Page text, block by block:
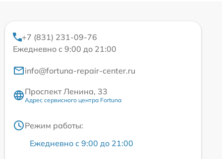
+7 (831) 231-09-76
Ежедневно с 9:00 до 21:00
info@fortuna-repair-center.ru
Проспект Ленина, 33
Адрес сервисного центра Fortuna
Режим работы:
Ежедневно с 9:00 до 21:00